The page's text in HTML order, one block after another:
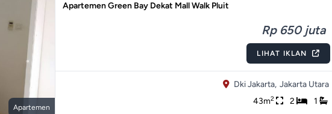
Apartemen
Apartemen Green Bay Dekat Mall Walk Pluit
Rp 650 juta
LIHAT IKLAN
Dki Jakarta, Jakarta Utara
43m2 2 1